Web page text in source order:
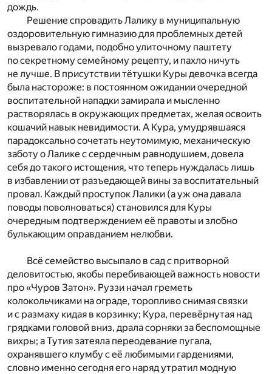
дождь.
Решение спровадить Лалику в муниципальную
оздоровительную гимназию для проблемных детей
вызревало годами, подобно улиточному паштету
по секретному семейному рецепту, и пахло ничуть
не лучше. В присутствии тётушки Куры девочка всегда
была настороже: в постоянном ожидании очередной
воспитательной нападки замирала и мысленно
растворялась в окружающих предметах, желая освоить
кошачий навык невидимости. А Кура, умудрявшаяся
парадоксально сочетать неутомимую, механическую
заботу о Лалике с сердечным равнодушием, довела
себя до такого истощения, что теперь нуждалась лишь
в избавлении от разъедающей вины за воспитательный
провал. Каждый проступок Лалики (а уж она давала
поводы поволноваться) становился для Куры
очередным подтверждением её правоты и злобно
булькающим оправданием нелюбви.
Всё семейство высыпало в сад с притворной
деловитостью, якобы перебивающей важность новости
про «Чуров Затон». Руззи начал греметь
колокольчиками на ограде, торопливо снимая связки
и с размаху кидая в корзинку; Кура, перевёрнутая над
грядками головой вниз, драла сорняки за беспомощные
вихры; а Тутия затеяла переодевание пугала,
охранявшего клумбу с её любимыми гардениями,
словно именно сегодня его наряд утратил модную